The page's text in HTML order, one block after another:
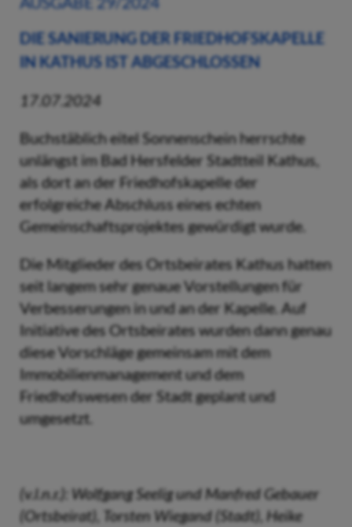
DIE SANIERUNG DER FRIEDHOFSKAPELLE
IN KATHUS IST ABGESCHLOSSEN
17.07.2024
Buchstäblich eitel Sonnenschein herrschte
unlängst im Bad Hersfelder Stadtteil Kathus,
als dort an der Friedhofskapelle der
erfolgreiche Abschluss eines echten
Gemeinschaftsprojektes gewürdigt wurde.
Die Mitglieder des Ortsbeirates Kathus hatten
seit langem sehr genaue Vorstellungen für
Verbesserungen in und an der Kapelle. Auf
Initiative des Ortsbeirates wurden dann genau
diese Vorschläge gemeinsam mit dem
Immobilienmanagement und dem
Friedhofswesen der Stadt geplant und
umgesetzt.
(v.l.n.r.): Wolfgang Seelig und Manfred Gebauer
(Ortsbeirat), Torsten Wiegand (Stadt), Heike